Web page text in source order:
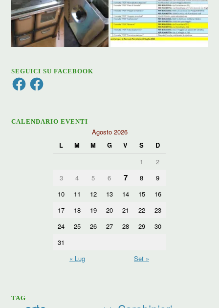
SEGUICI SU FACEBOOK
FacebookFacebook
CALENDARIO EVENTI
Agosto 2026
L
M M G V S
D
1
2
3
4 5 6 7 8
9
10
11 12 13 14 15
16
17
18 19 20 21 22
23
24
25 26 27 28 29
30
31
« Lug
Set »
TAG